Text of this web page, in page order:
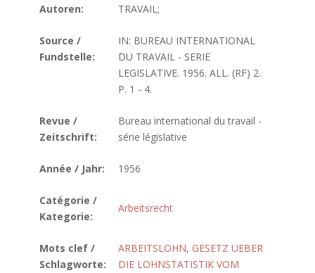
Autoren:
TRAVAIL;
Source /
Fundstelle:
IN: BUREAU INTERNATIONAL
DU TRAVAIL - SERIE
LEGISLATIVE. 1956. ALL. (RF) 2.
P. 1 - 4.
Revue /
Zeitschrift:
Bureau international du travail -
série législative
Année / Jahr: 1956
Catégorie /
Kategorie:
Arbeitsrecht
Mots clef /
Schlagworte:
ARBEITSLOHN, GESETZ UEBER
DIE LOHNSTATISTIK VOM